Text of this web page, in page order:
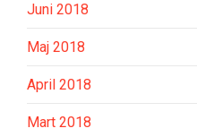
Juni 2018
Maj 2018
April 2018
Mart 2018